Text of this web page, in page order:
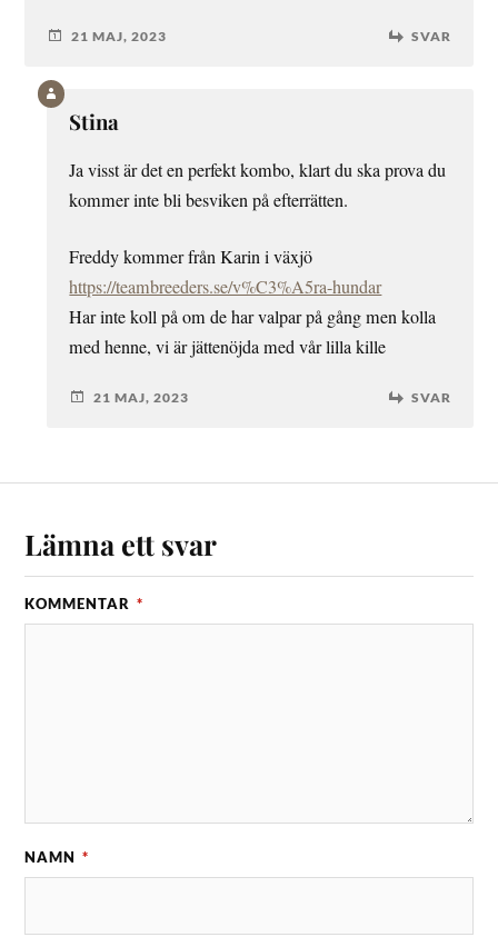
21 MAJ, 2023 SVAR
Stina
Ja visst är det en perfekt kombo, klart du ska prova du
kommer inte bli besviken på efterrätten.
Freddy kommer från Karin i växjö
https://teambreeders.se/v%C3%A5ra-hundar
Har inte koll på om de har valpar på gång men kolla
med henne, vi är jättenöjda med vår lilla kille
21 MAJ, 2023 SVAR
Lämna ett svar
KOMMENTAR *
NAMN *